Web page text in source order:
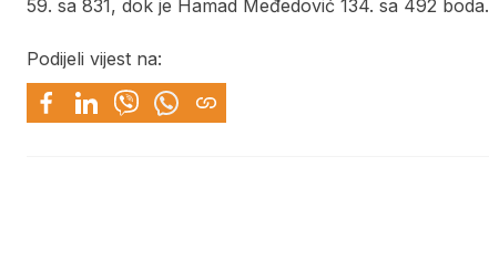
59. sa 831, dok je Hamad Međedović 134. sa 492 boda.
Podijeli vijest na: